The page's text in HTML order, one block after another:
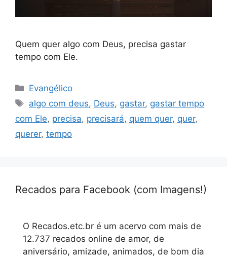
Quem quer algo com Deus, precisa gastar
tempo com Ele.
Categorias
Evangélico
Tags
algo com deus, Deus, gastar, gastar tempo
com Ele, precisa, precisará, quem quer, quer,
querer, tempo
Recados para Facebook (com Imagens!)
O Recados.etc.br é um acervo com mais de
12.737 recados online de amor, de
aniversário, amizade, animados, de bom dia